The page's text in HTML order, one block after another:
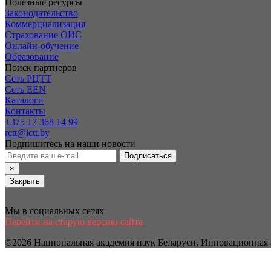
Полезные ресурсы
Законодательство
Коммерциализация
Страхование ОИС
Онлайн-обучение
Образование
Поиск партнеров
Сеть РЦТТ
Сеть EEN
Каталоги
Контакты
+375 17 368 14 99
rctt@ictt.by
Подпишитесь на наши новости
Подписаться
×
Закрыть
Мы в социальных сетях
Перейти на старую версию сайта
©2026 Национальная академия наук Беларуси,